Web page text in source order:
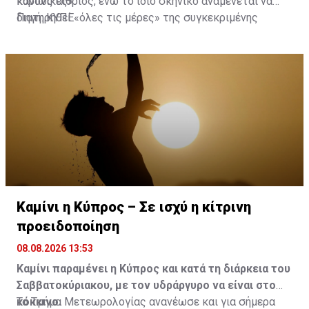
διατηρηθεί «όλες τις μέρες» της συγκεκριμένης
Πηγή: ΚΥΠΕ
Καμίνι η Κύπρος – Σε ισχύ η κίτρινη
προειδοποίηση
08.08.2026 13:53
Καμίνι παραμένει η Κύπρος και κατά τη διάρκεια του
Σαββατοκύριακου, με τον υδράργυρο να είναι στο
κόκκινο.
Το Τμήμα Μετεωρολογίας ανανέωσε και για σήμερα